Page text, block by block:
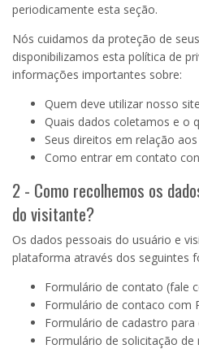
periodicamente esta seção.
Nós cuidamos da proteção de
disponibilizamos esta política de
informações importantes sobre:
Quem deve utilizar nosso site
Quais dados coletamos e o
Seus direitos em relação
Como entrar em contato
2 - Como recolhemos os
do visitante?
Os dados pessoais do usuário e
plataforma através dos seguintes
Formulário de contato (fale
Formulário de contaco com
Formulário de cadastro para
Formulário de solicitação de